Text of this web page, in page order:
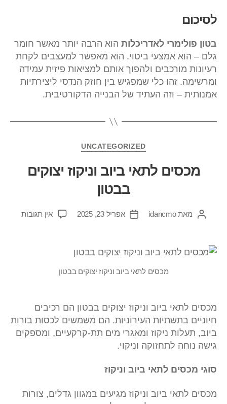
לסיכום
בטון פולימרי לאדריכלות הוא הרבה יותר מאשר חומר
גלם – הוא אמצעי ביטוי. הוא מאפשר למעצבים לקחת
רעיונות מורכבים ולהפוך אותם למציאות פיזית עמידה
ומרשימה. זהו כלי שמפגיש בין חוזק הנדסי ליצירתיות
אמנותית – וזה העתיד של הבנייה הדקורטיבית.
UNCATEGORIZED
מכסים לתאי ביוב וניקוז יצוקים
בבטון
מאתidancmo אפריל 23, 2025 אין תגובות
מכסים לתאי ביוב וניקוז יצוקים בבטון
מכסים לתאי ביוב וניקוז יצוקים בבטון הם רכיבים
חיוניים בתשתיות העירוניות. הם משמשים לכסות בורות
ביוב, תעלות ניקוז ומאגרי מים תת-קרקעיים, ומספקים
גישה נוחה לתחזוקה וניקוי.
סוגי מכסים לתאי ביוב וניקוז
מכסים לתאי ביוב וניקוז מגיעים במגוון גדלים, צורות